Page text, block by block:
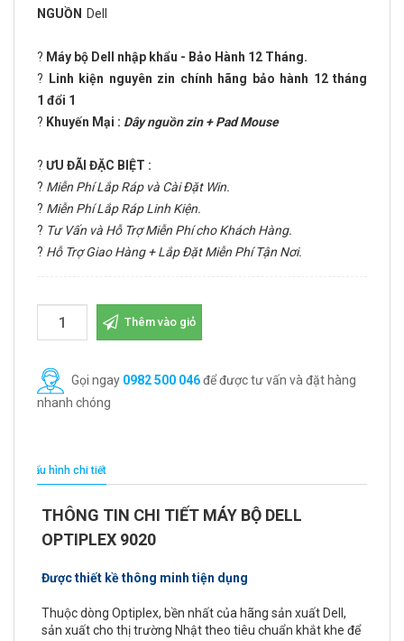
NGUỒN Dell
? Máy bộ Dell nhập khẩu - Bảo Hành 12 Tháng.
?
Linh kiện nguyên zin chính hãng bảo hành 12 tháng
1 đổi 1
? Khuyến Mại : Dây nguồn zin + Pad Mouse
? ƯU ĐÃI ĐẶC BIỆT :
? Miễn Phí Lắp Ráp và Cài Đặt Win.
? Miễn Phí Lắp Ráp Linh Kiện.
? Tư Vấn và Hỗ Trợ Miễn Phí cho Khách Hàng.
? Hỗ Trợ Giao Hàng + Lắp Đặt Miễn Phí Tận Nơi.
Thêm vào giỏ
Gọi ngay 0982 500 046để được tư vấn và đặt hàng
nhanh chóng
Cấu hình chi tiết
THÔNG TIN CHI TIẾT MÁY BỘ DELL
OPTIPLEX 9020
Được thiết kề thông minh tiện dụng
Thuộc dòng Optiplex, bền nhất của hãng sản xuất Dell,
sản xuất cho thị trường Nhật theo tiêu chuẩn khắt khe để